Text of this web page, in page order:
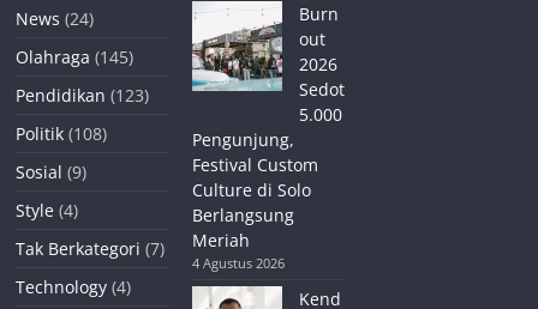
News (24)
Olahraga (145)
Pendidikan (123)
Politik (108)
Sosial (9)
Style (4)
Tak Berkategori (7)
Technology (4)
Burn
out
2026
Sedot
5.000
Pengunjung,
Festival Custom
Culture di Solo
Berlangsung
Meriah
4 Agustus 2026
Kend